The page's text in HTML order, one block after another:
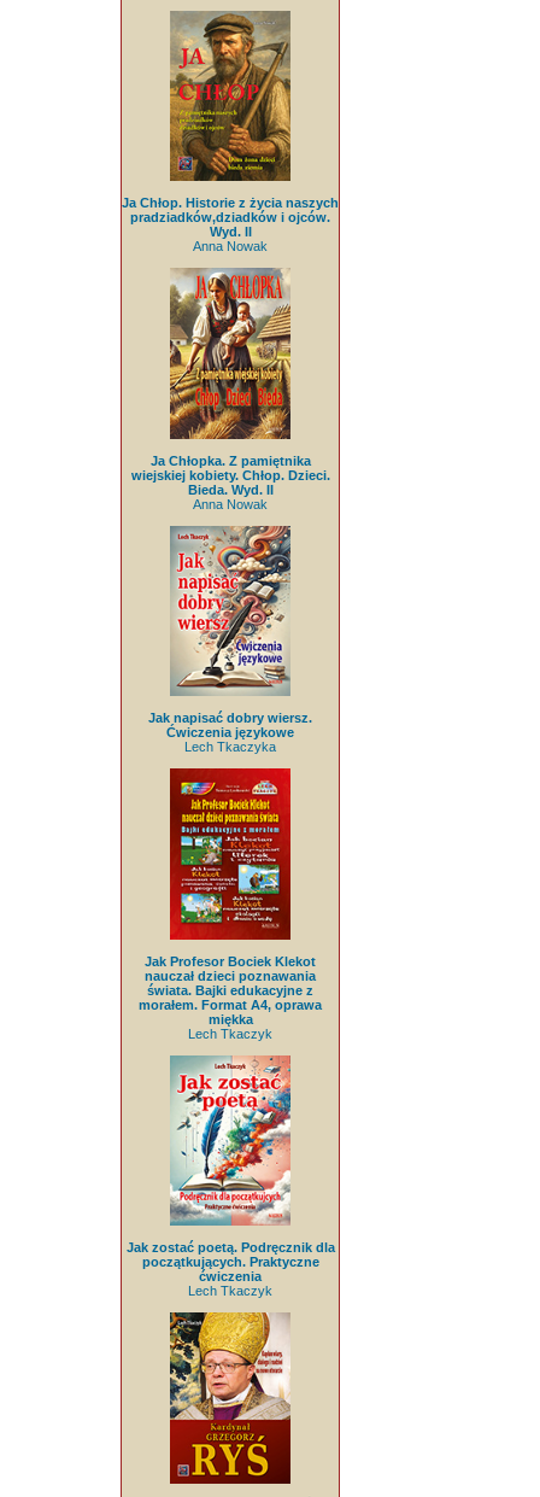
Ja Chłop. Historie z życia naszych
pradziadków,dziadków i ojców.
Wyd. II
Anna Nowak
Ja Chłopka. Z pamiętnika
wiejskiej kobiety. Chłop. Dzieci.
Bieda. Wyd. II
Anna Nowak
Jak napisać dobry wiersz.
Ćwiczenia językowe
Lech Tkaczyka
Jak Profesor Bociek Klekot
nauczał dzieci poznawania
świata. Bajki edukacyjne z
morałem. Format A4, oprawa
miękka
Lech Tkaczyk
Jak zostać poetą. Podręcznik dla
początkujących. Praktyczne
ćwiczenia
Lech Tkaczyk